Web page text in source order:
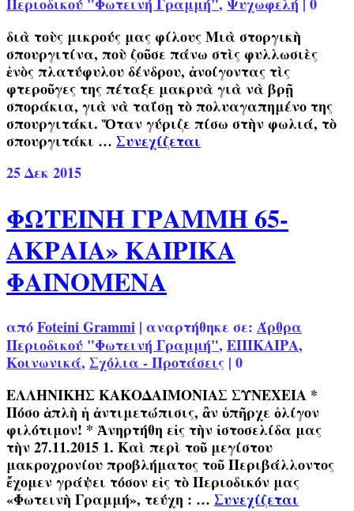
Περιοδικού "Φωτεινή Γραμμή", Ψυχωφελή | 0
διὰ τοὺς μικρούς μας φίλους Μιὰ στοργικὴ
σπουργιτίνα, ποὺ ζοῦσε πάνω στὶς φυλλωσιὲς
ἑνὸς πλατύφυλου δένδρου, ἀνοίγοντας τὶς
φτεροῦγες της πέταξε μακρυὰ γιὰ νὰ βρῇ
σποράκια, γιὰ νὰ ταΐσῃ τὸ πολυαγαπημένο της
σπουργιτάκι. Ὅταν γύριζε πίσω στὴν φωλιά, τὸ
σπουργιτάκι … Συνεχίζεται
25Δεκ 2015
ΦΩΤΕΙΝΗ ΓΡΑΜΜΗ 65-
ΑΚΡΑΙΑ» ΚΑΙΡΙΚΑ
ΦΑΙΝΟΜΕΝΑ
απόFoteini Grammi | αναρτήθηκε σε: Άρθρα
Περιοδικού "Φωτεινή Γραμμή", ΕΠΙΚΑΙΡΑ,
Κοινωνικά, Σχόλια - Προτάσεις | 0
ΕΛΛΗΝΙΚΗΣ ΚΑΚΟΔΑΙΜΟΝΙΑΣ ΣΥΝΕΧΕΙΑ *
Πόσο ἁπλὴ ἡ ἀντιμετώπισις, ἂν ὑπῆρχε ὀλίγον
φιλότιμον! * Ἀνηρτήθη εἰς τὴν ἰστοσελίδα μας
τὴν 27.11.2015 1. Καὶ περὶ τοῦ μεγίστου
μακροχρονίου προβλήματος τοῦ Περιβάλλοντος
ἔχομεν γράψει τόσον εἰς τὸ Περιοδικόν μας
«Φωτεινὴ Γραμμή», τεύχη : … Συνεχίζεται